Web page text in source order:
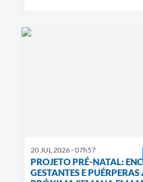
20 JUL 2026 - 07h57
PROJETO PRÉ-NATAL:
GESTANTES E